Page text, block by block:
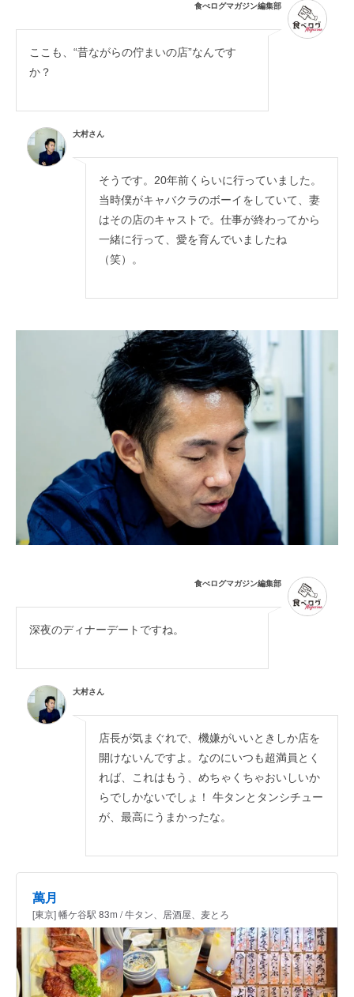
食べログマガジン編集部
ここも、“昔ながらの佇まいの店”なんです
か？
大村さん
そうです。20年前くらいに行っていました。
当時僕がキャバクラのボーイをしていて、妻
はその店のキャストで。仕事が終わってから
一緒に行って、愛を育んでいましたね
（笑）。
食べログマガジン編集部
深夜のディナーデートですね。
大村さん
店長が気まぐれで、機嫌がいいときしか店を
開けないんですよ。なのにいつも超満員とく
れば、これはもう、めちゃくちゃおいしいか
らでしかないでしょ！ 牛タンとタンシチュー
が、最高にうまかったな。
萬月
[東京] 幡ケ谷駅 83m / 牛タン、居酒屋、麦とろ